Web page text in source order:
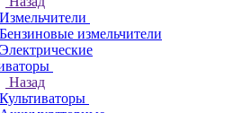
Измельчители
Бензиновые измельчители
Электрические
Назад
Культиваторы